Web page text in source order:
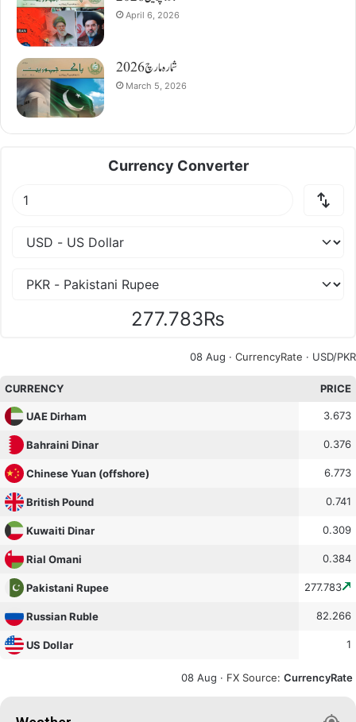
April 6, 2026
شمارہ مارچ 2026
March 5, 2026
Currency Converter
277.783₨
08 Aug · CurrencyRate · USD/PKR
CURRENCY PRICE
UAE Dirham 3.673
Bahraini Dinar 0.376
Chinese Yuan (offshore) 6.773
British Pound 0.741
Kuwaiti Dinar 0.309
Rial Omani 0.384
Pakistani Rupee 277.783
Russian Ruble 82.266
US Dollar 1
08 Aug · FX Source: CurrencyRate